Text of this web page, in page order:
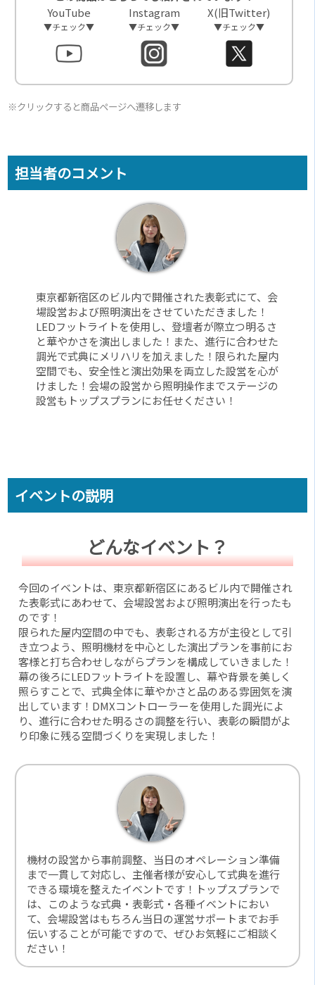
YouTube
▼チェック▼
Instagram
▼チェック▼
X(旧Twitter)
▼チェック▼
※クリックすると商品ページへ遷移します
担当者のコメント
東京都新宿区のビル内で開催された表彰式にて、会
場設営および照明演出をさせていただきました！
LEDフットライトを使用し、登壇者が際立つ明るさ
と華やかさを演出しました！また、進行に合わせた
調光で式典にメリハリを加えました！限られた屋内
空間でも、安全性と演出効果を両立した設営を心が
けました！会場の設営から照明操作までステージの
設営もトップスプランにお任せください！
イベントの説明
どんなイベント？
今回のイベントは、東京都新宿区にあるビル内で開催され
た表彰式にあわせて、会場設営および照明演出を行ったも
のです！
限られた屋内空間の中でも、表彰される方が主役として引
き立つよう、照明機材を中心とした演出プランを事前にお
客様と打ち合わせしながらプランを構成していきました！
幕の後ろにLEDフットライトを設置し、幕や背景を美しく
照らすことで、式典全体に華やかさと品のある雰囲気を演
出しています！DMXコントローラーを使用した調光によ
り、進行に合わせた明るさの調整を行い、表彰の瞬間がよ
り印象に残る空間づくりを実現しました！
機材の設営から事前調整、当日のオペレーション準備
まで一貫して対応し、主催者様が安心して式典を進行
できる環境を整えたイベントです！トップスプランで
は、このような式典・表彰式・各種イベントにおい
て、会場設営はもちろん当日の運営サポートまでお手
伝いすることが可能ですので、ぜひお気軽にご相談く
ださい！